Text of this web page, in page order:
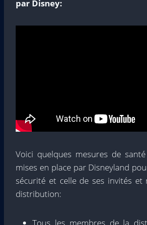
par Disney:
Voici quelques mesures de
mises en place par Disneyland
sécurité et celle de ses invités et
distribution: